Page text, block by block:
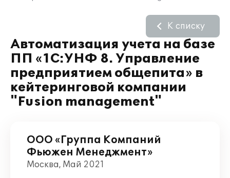
Автоматизация учета на базе
ПП «1С:УНФ 8. Управление
предприятием общепита» в
кейтеринговой компании
"Fusion management"
К списку
ООО «Группа Компаний
Фьюжен Менеджмент»
Москва, Май 2021